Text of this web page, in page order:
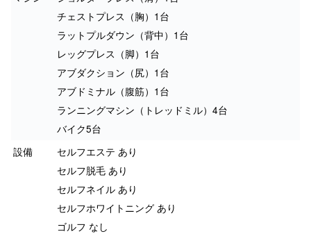
チェストプレス（胸）1台
ラットプルダウン（背中）1台
レッグプレス（脚）1台
アブダクション（尻）1台
アブドミナル（腹筋）1台
ランニングマシン（トレッドミル）4台
バイク5台
設備
セルフエステ あり
セルフ脱毛 あり
セルフネイル あり
セルフホワイトニング あり
ゴルフ なし